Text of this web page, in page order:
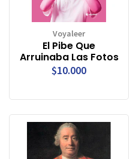
Voyaleer
El Pibe Que
Arruinaba Las Fotos
$10.000